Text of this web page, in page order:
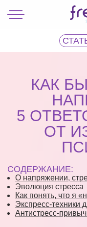
КАК
5
ОТ
СОДЕРЖАНИЕ:
О напряжении,
Эволюция стресса
Как понять, что я
Экспресс-техники
Антистресс-